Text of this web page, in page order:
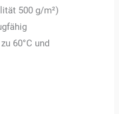
500 g/m²)
60°C und